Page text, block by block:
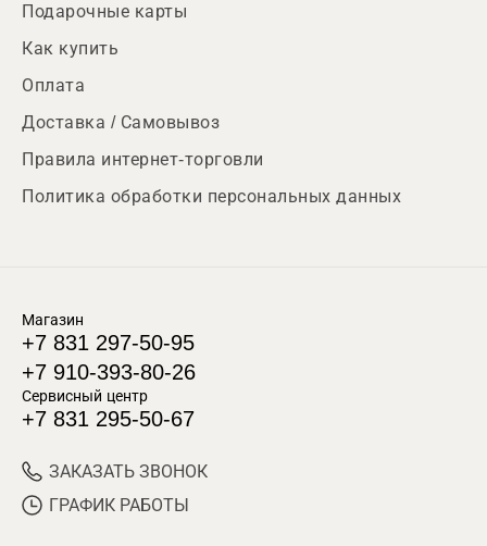
Подарочные карты
Как купить
Оплата
Доставка / Самовывоз
Правила интернет-торговли
Политика обработки персональных данных
Магазин
+7 831 297-50-95
+7 910-393-80-26
Сервисный центр
+7 831 295-50-67
ЗАКАЗАТЬ ЗВОНОК
ГРАФИК РАБОТЫ